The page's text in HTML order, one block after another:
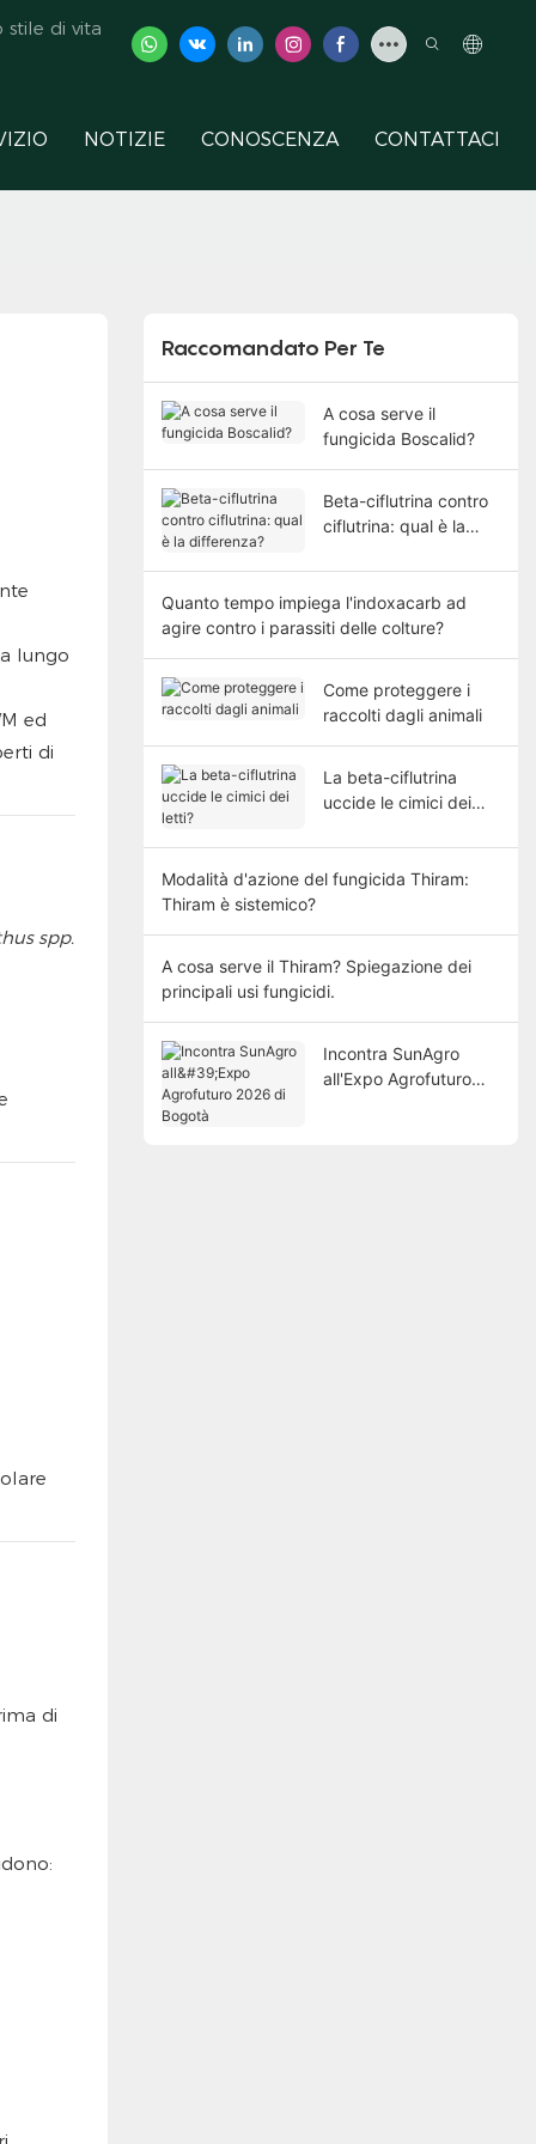
di vita
NOTIZIE CONOSCENZA CONTATTACI
lungo
ed
di
spp.
di
Raccomandato Per Te
A cosa serve il
fungicida Boscalid?
Beta-ciflutrina contro
ciflutrina: qual è la
Quanto tempo impiega l'indoxacarb ad
agire contro i parassiti delle colture?
Come proteggere i
raccolti dagli animali
La beta-ciflutrina
uccide le cimici dei
Modalità d'azione del fungicida Thiram:
Thiram è sistemico?
A cosa serve il Thiram? Spiegazione dei
principali usi fungicidi.
Incontra SunAgro
all'Expo Agrofuturo